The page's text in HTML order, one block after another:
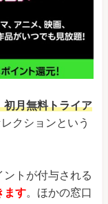
月無料トライア
クションという
トが付与される
ます。ほかの窓口